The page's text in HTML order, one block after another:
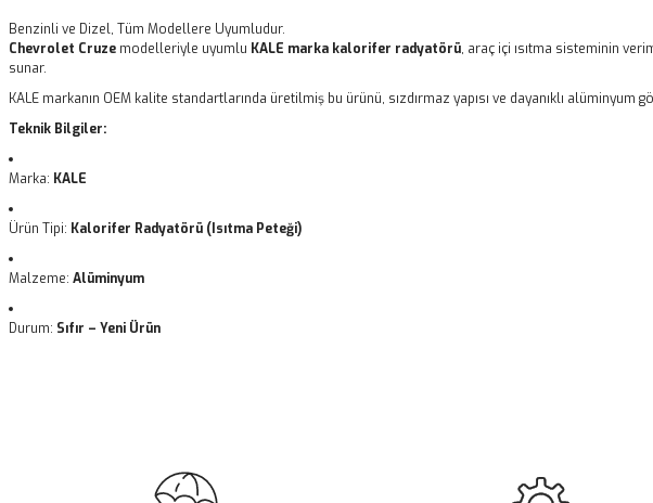
Benzinli ve Dizel, Tüm Modellere Uyumludur.
Chevrolet Cruze modelleriyle uyumlu KALE marka kalorifer radyatörü, araç içi ısıtma sisteminin
sunar.
KALE markanın OEM kalite standartlarında üretilmiş bu ürünü, sızdırmaz yapısı ve dayanıklı
Teknik Bilgiler:
Marka: KALE
Ürün Tipi: Kalorifer Radyatörü (Isıtma Peteği)
Malzeme: Alüminyum
Durum: Sıfır – Yeni Ürün
Ürün açıklamasında eksik bilgiler bulunuyor.